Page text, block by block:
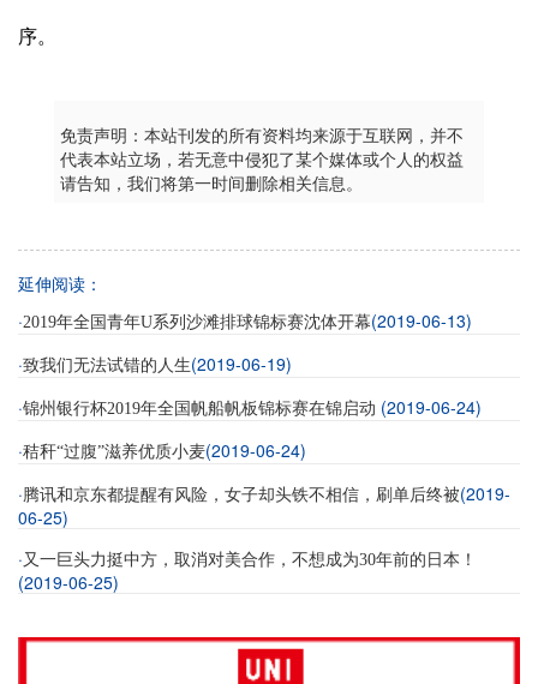
序。
免责声明：本站刊发的所有资料均来源于互联网，并不
代表本站立场，若无意中侵犯了某个媒体或个人的权益
请告知，我们将第一时间删除相关信息。
延伸阅读：
·2019年全国青年U系列沙滩排球锦标赛沈体开幕(2019-06-13)
·致我们无法试错的人生(2019-06-19)
·锦州银行杯2019年全国帆船帆板锦标赛在锦启动 (2019-06-24)
·秸秆“过腹”滋养优质小麦(2019-06-24)
· 腾讯和京东都提醒有风险，女子却头铁不相信，刷单后终被(2019-
06-25)
· 又一巨头力挺中方，取消对美合作，不想成为30年前的日本！
(2019-06-25)